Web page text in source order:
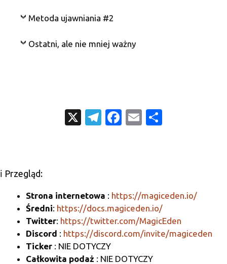
Metoda ujawniania #2
Ostatni, ale nie mniej ważny
X
T
m
Fa
o
k
E
ℹ️ Przegląd:
Strona internetowa : https://magiceden.io/
Średni: https://docs.magiceden.io/
Twitter: https://twitter.com/MagicEden
Discord : https://discord.com/invite/magiceden
Ticker : NIE DOTYCZY
Całkowita podaż : NIE DOTYCZY